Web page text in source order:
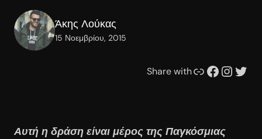
Άκης Λούκας
15 Νοεμβρίου, 2015
Share withΣυνδέσμου Facebook Instagram Twitter
Αυτή η δράση είναι μέρος της Παγκόσμιας